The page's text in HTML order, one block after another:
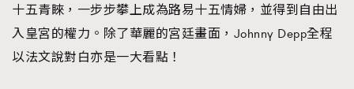
十五青睞，一步步攀上成為路易十五情婦，並得到自由出
入皇宮的權力。除了華麗的宮廷畫面，Johnny Depp全程
以法文說對白亦是一大看點！